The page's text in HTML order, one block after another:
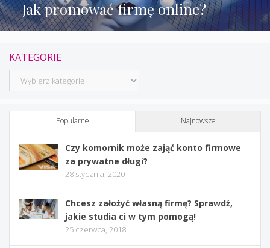
Jak promować firmę online?
KATEGORIE
Kategorie
Popularne Najnowsze
Czy komornik może zająć konto firmowe
za prywatne długi?
28 stycznia, 2020
Chcesz założyć własną firmę? Sprawdź,
jakie studia ci w tym pomogą!
25 czerwca, 2018